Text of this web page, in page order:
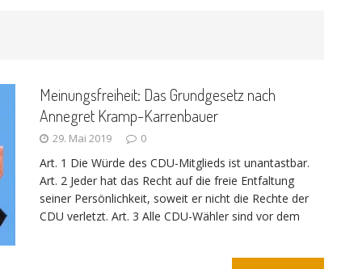
sich der WDR von ernsthaften Nachrichten
Meinungsfreiheit: Das Grundgesetz nach
Annegret Kramp-Karrenbauer
29. Mai 2019 0
Art. 1 Die Würde des CDU-Mitglieds ist unantastbar.
Art. 2 Jeder hat das Recht auf die freie Entfaltung
seiner Persönlichkeit, soweit er nicht die Rechte der
CDU verletzt. Art. 3 Alle CDU-Wähler sind vor dem